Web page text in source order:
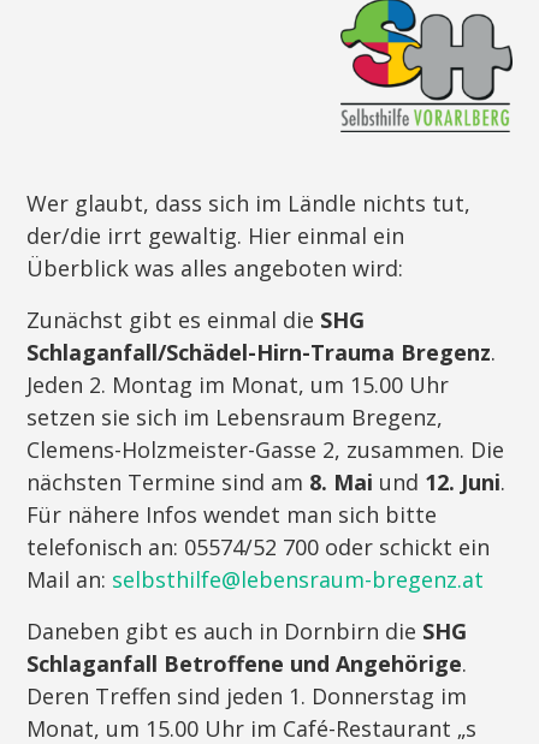
Wer glaubt, dass sich im Ländle nichts tut,
der/die irrt gewaltig. Hier einmal ein
Überblick was alles angeboten wird:
Zunächst gibt es einmal die SHG
Schlaganfall/Schädel-Hirn-Trauma Bregenz.
Jeden 2. Montag im Monat, um 15.00 Uhr
setzen sie sich im Lebensraum Bregenz,
Clemens-Holzmeister-Gasse 2, zusammen. Die
nächsten Termine sind am 8. Mai und 12. Juni.
Für nähere Infos wendet man sich bitte
telefonisch an: 05574/52 700 oder schickt ein
Mail an: selbsthilfe@lebensraum-bregenz.at
Daneben gibt es auch in Dornbirn die SHG
Schlaganfall Betroffene und Angehörige.
Deren Treffen sind jeden 1. Donnerstag im
Monat, um 15.00 Uhr im Café-Restaurant „s